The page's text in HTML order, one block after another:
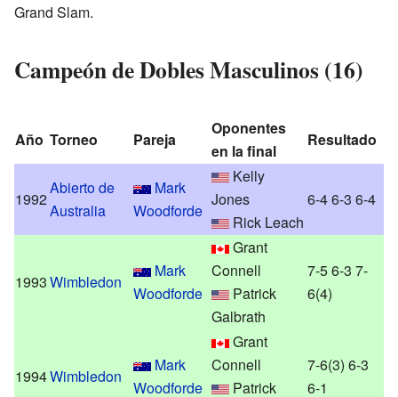
Grand Slam.
Campeón de Dobles Masculinos (16)
Año Torneo Pareja
Oponentes
en la final
Resultado
1992
Abierto de
Australia
Mark
Woodforde
Kelly
Jones
Rick Leach
6-4 6-3 6-4
1993Wimbledon
Mark
Woodforde
Grant
Connell
Patrick
Galbrath
7-5 6-3 7-
6(4)
1994Wimbledon
Mark
Woodforde
Grant
Connell
Patrick
7-6(3) 6-3
6-1